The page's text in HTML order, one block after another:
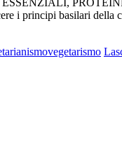
ESSENZIALI,
i principi basilari della
vegetarismo